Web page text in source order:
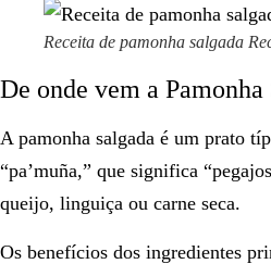
Receita de pamonha salgada
De onde vem a Pamonha
A pamonha salgada é um prato
“pa’muña,” que significa
queijo, linguiça ou carne seca.
Os benefícios dos ingredientes